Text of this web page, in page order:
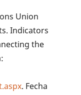
Union
Indicators
the
. Fecha